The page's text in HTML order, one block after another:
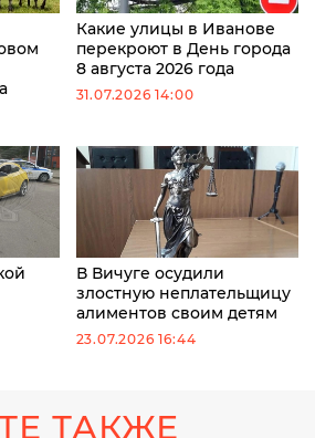
Какие улицы в Иванове
перекроют в День города
8 августа 2026 года
31.07.2026 14:00
В Вичуге осудили
злостную неплательщицу
алиментов своим детям
23.07.2026 16:44
ТАКЖЕ